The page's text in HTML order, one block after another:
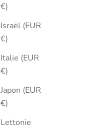
€)
Israël (EUR
€)
Italie (EUR
€)
Japon (EUR
€)
Lettonie